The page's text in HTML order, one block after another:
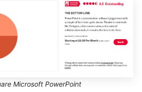
Microsoft PowerPoint